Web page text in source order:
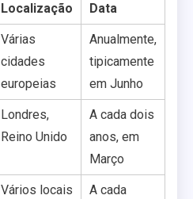
Localização Data
Várias
cidades
europeias
Anualmente,
tipicamente
em Junho
Londres,
Reino Unido
A cada dois
anos, em
Março
Vários locais
A cada